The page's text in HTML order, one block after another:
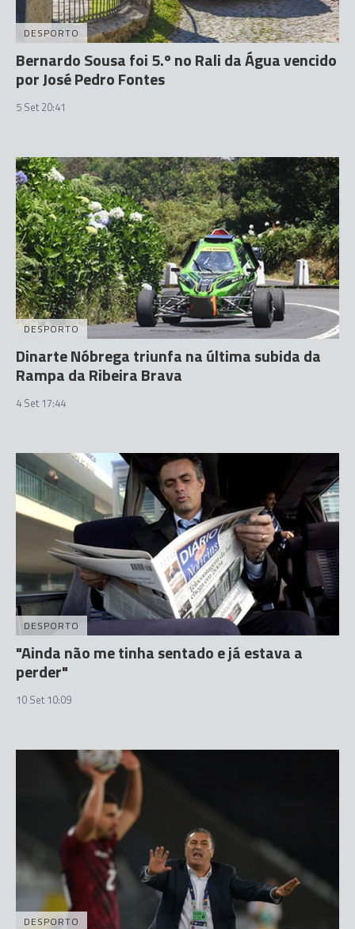
DESPORTO
Bernardo Sousa foi 5.º no Rali da Água vencido
por José Pedro Fontes
5 Set 20:41
DESPORTO
Dinarte Nóbrega triunfa na última subida da
Rampa da Ribeira Brava
4 Set 17:44
DESPORTO
"Ainda não me tinha sentado e já estava a
perder"
10 Set 10:09
DESPORTO